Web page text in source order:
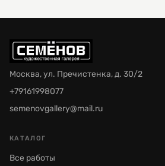
Москва, ул. Пречистенка, д. 30/2
+79161998077
semenovgallery@mail.ru
КАТАЛОГ
Все работы